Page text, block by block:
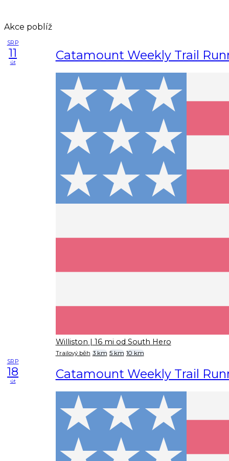
Akce poblíž
SRP
11
út Catamount Weekly Trail
Williston | 16 mi od South Hero
Trailový běh 3 km 5 km 10 km
SRP
18
út Catamount Weekly Trail